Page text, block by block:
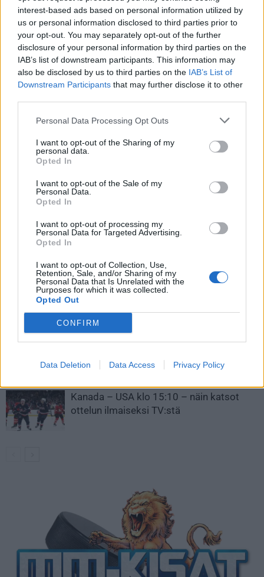
interest-based ads based on personal information utilized by
us or personal information disclosed to third parties prior to
your opt-out. You may separately opt-out of the further
disclosure of your personal information by third parties on the
IAB’s list of downstream participants. This information may
also be disclosed by us to third parties on the IAB’s List of
Downstream Participants that may further disclose it to other
Personal Data Processing Opt Outs
I want to opt-out of the Sharing of my
personal data.
Opted In
I want to opt-out of the Sale of my
Personal Data.
Opted In
I want to opt-out of processing my
Personal Data for Targeted Advertising.
Opted In
I want to opt-out of Collection, Use,
Retention, Sale, and/or Sharing of my
Personal Data that Is Unrelated with the
Purposes for which it was collected.
Opted Out
CONFIRM
Data Deletion Data Access Privacy Policy
Rasmus Kupari maalin makuun – jäätävä
rannelaukaus aivan ylähyllylle
Edellinen artikkeli
– jäätävä rannelaukaus aivan
ylähyllylle
Tshekkiä vastaan – Ludvig
Leijonat julkisti ketjut Sveitsi-peliin –
Aleksander Barkov tekee paluun
kaukaloon
Venäläisveskari sekosi Suomen 2.
50 jäähyminuuttia
Kanada – USA klo 15:10 – näin katsot
ottelun ilmaiseksi TV:stä